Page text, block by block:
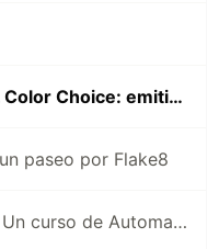
Diario de Python | #13. Color Choice: emitir votos
paseo por Flake8
Diario de Python | #18. Un curso de Automatizar cosas aburridas